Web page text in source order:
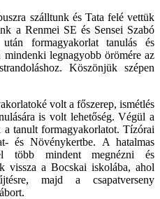
szálltunk és Tata felé vettük
a Renmei SE és Sensei Szabó
formagyakorlat tanulás és
legnagyobb örömére az
Köszönjük szépen
volt a főszerep, ismétlés
is volt lehetőség. Végül a
a tanult formagyakorlatot. Tízórai
és Növénykertbe. A hatalmas
több mindent megnézni és
vissza a Bocskai iskolába, ahol
majd a csapatverseny